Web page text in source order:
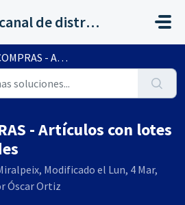
Servicios al canal de distribución de AHORA
con lotes o propiedades
- Artículos con lotes
Modificado el Lun, 4 Mar,
Óscar Ortiz